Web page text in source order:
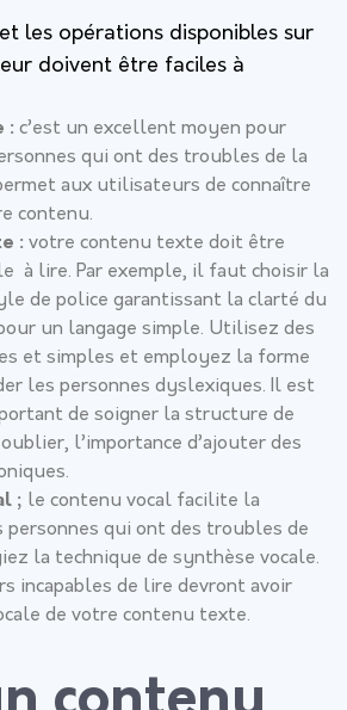
les opérations disponibles sur
doivent être faciles à
: c’est un excellent moyen pour
qui ont des troubles de la
aux utilisateurs de connaître
contenu.
: votre contenu texte doit être
à lire. Par exemple, il faut choisir la
de police garantissant la clarté du
un langage simple. Utilisez des
et simples et employez la forme
les personnes dyslexiques. Il est
de soigner la structure de
l’importance d’ajouter des
; le contenu vocal facilite la
personnes qui ont des troubles de
la technique de synthèse vocale.
incapables de lire devront avoir
de votre contenu texte.